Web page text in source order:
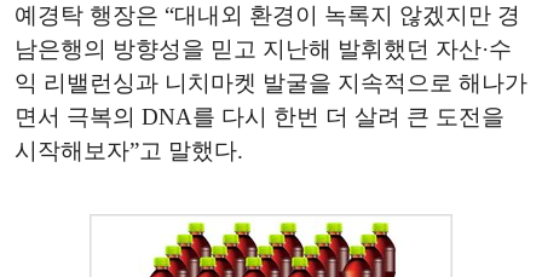
예경탁 행장은 “대내외 환경이 녹록지 않겠지만 경
남은행의 방향성을 믿고 지난해 발휘했던 자산·수
익 리밸런싱과 니치마켓 발굴을 지속적으로 해나가
면서 극복의 DNA를 다시 한번 더 살려 큰 도전을
시작해보자”고 말했다.